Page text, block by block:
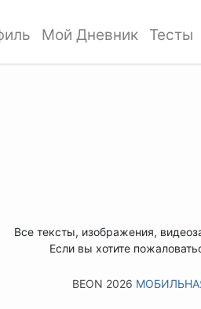
Мой Дневник Тесты
Все тексты, изображения,
Если вы хотите
BEON 2026